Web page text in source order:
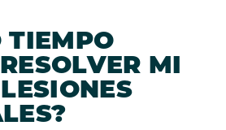
TIEMPO
MI